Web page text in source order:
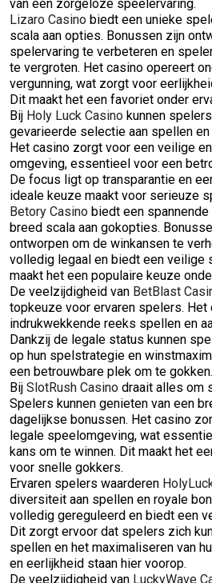
van een zorgeloze speelervaring.
Lizaro Casino biedt een unieke
scala aan opties. Bonussen zijn
spelervaring te verbeteren en
te vergroten. Het casino opereert
vergunning, wat zorgt voor
Dit maakt het een favoriet onder
Bij Holy Luck Casino kunnen
gevarieerde selectie aan spellen
Het casino zorgt voor een veilige
omgeving, essentieel voor een
De focus ligt op transparantie en
ideale keuze maakt voor serieuze
Betory Casino biedt een
breed scala aan gokopties.
ontworpen om de winkansen te
volledig legaal en biedt een veilige
maakt het een populaire keuze
De veelzijdigheid van BetBlast
topkeuze voor ervaren spelers. Het
indrukwekkende reeks spellen en
Dankzij de legale status kunnen
op hun spelstrategie en
een betrouwbare plek om te gokken.
Bij SlotRush Casino draait alles om
Spelers kunnen genieten van een
dagelijkse bonussen. Het casino
legale speelomgeving, wat
kans om te winnen. Dit maakt het
voor snelle gokkers.
Ervaren spelers waarderen
diversiteit aan spellen en royale
volledig gereguleerd en biedt een
Dit zorgt ervoor dat spelers zich
spellen en het maximaliseren van
en eerlijkheid staan hier voorop.
De veelzijdigheid van LuckyWave